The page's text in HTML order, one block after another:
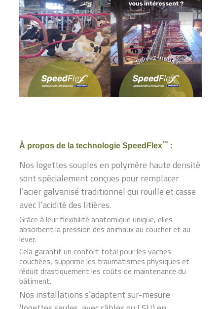
À propos de la technologie SpeedFlex™ :
Nos logettes souples en polymère haute densité
sont spécialement conçues pour remplacer
l’acier galvanisé traditionnel qui rouille et casse
avec l’acidité des litières.
Grâce à leur flexibilité anatomique unique, elles
absorbent la pression des animaux au coucher et au
lever.
Cela garantit un confort total pour les vaches
couchées, supprime les traumatismes physiques et
réduit drastiquement les coûts de maintenance du
bâtiment.
Nos installations s’adaptent sur-mesure